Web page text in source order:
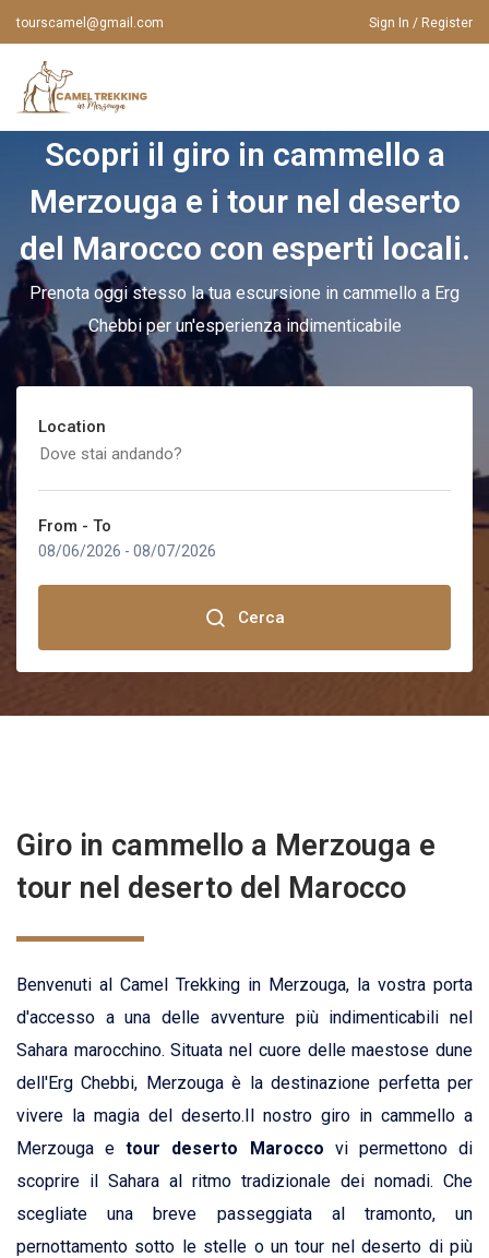
tourscamel@gmail.com Sign In / Register
HOME
CHI SIAMO
VIAGGI IN MAROCCO
VIAGGI IN MAROCCO
TOUR DA MARRAKECH
TOUR DA CASABLANCA
TOUR DA FES
TOUR DA ERRACHIDIA
TOUR DA OUARZAZATE
GIRO IN CAMMELLO
TOUR A MERZOUGA
CONTATTACI
Scopri il giro in cammello a
Merzouga e i tour nel deserto
del Marocco con esperti locali.
Prenota oggi stesso la tua escursione in cammello a Erg
Chebbi per un'esperienza indimenticabile
Location
Marrakech
Rabat
Ouarzazate
Errachidia
Agadir
Casablanca
From - To
08/06/2026 - 08/07/2026
Cerca
Giro in cammello a Merzouga e
tour nel deserto del Marocco
Benvenuti al Camel Trekking in Merzouga, la vostra porta
d'accesso a una delle avventure più indimenticabili nel
Sahara marocchino. Situata nel cuore delle maestose dune
dell'Erg Chebbi, Merzouga è la destinazione perfetta per
vivere la magia del deserto.Il nostro giro in cammello a
Merzouga etour deserto Marocco vi permettono di
scoprire il Sahara al ritmo tradizionale dei nomadi. Che
scegliate una breve passeggiata al tramonto, un
pernottamento sotto le stelle o un tour nel deserto di più